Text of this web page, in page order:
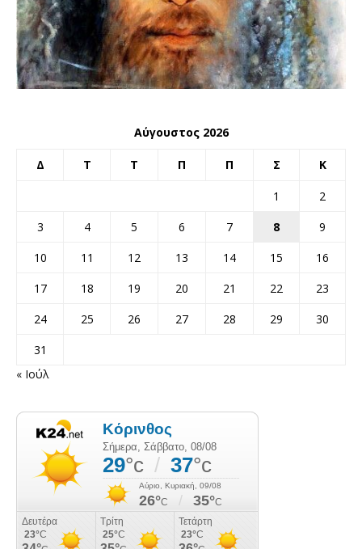
Αύγουστος 2026
Δ Τ Τ Π Π Σ Κ
1
2
3
4 5 6 7 8
9
10
11 12 13 14 15
16
17
18 19 20 21 22
23
24
25 26 27 28 29
30
31
« Ιούλ